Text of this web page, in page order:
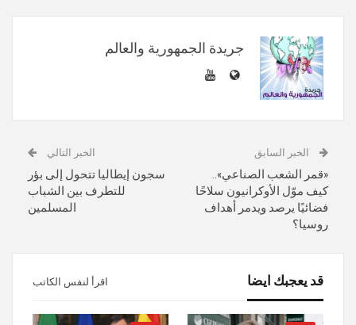
جريدة الجمهورية والعالم
الخبر السابق
«قمر الشعب الصناعي»..
كيف موّل الأوكرانيون سلاحًا
فضائيًا يرصد ويدمر أهداف
روسيا؟
الخبر التالي
سجون إيطاليا تتحول إلى بؤر
للتطرف بين الشباب
المسلمين
قد يعجبك ايضا اقرأ لنفس الكاتب